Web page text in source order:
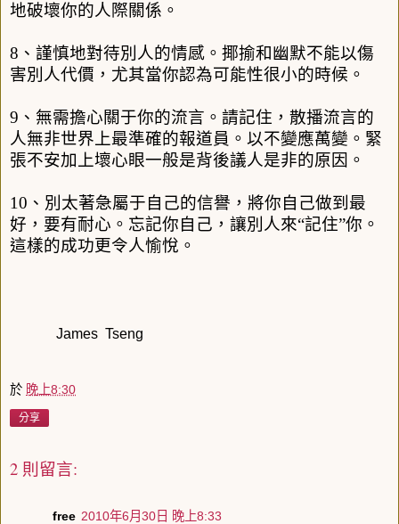
地破壞你的人際關係。
8 、謹慎地對待別人的情感。揶揄和幽默不能以傷
害別人代價，尤其當你認為可能性很小的時候。
9 、無需擔心關于你的流言。請記住，散播流言的
人無非世界上最準確的報道員。以不變應萬變。緊
張不安加上壞心眼一般是背後議人是非的原因。
10 、別太著急屬于自己的信譽，將你自己做到最
好，要有耐心。忘記你自己，讓別人來“記住”你。
這樣的成功更令人愉悅。
James Tseng
於 晚上8:30
分享
2 則留言:
free 2010年6月30日 晚上8:33